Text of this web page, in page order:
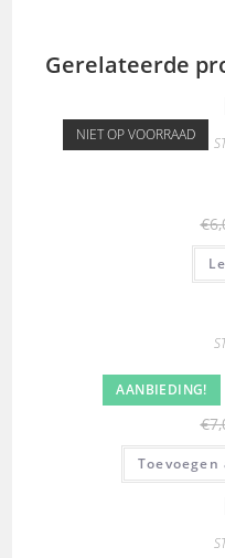
Gerelateerde
NIET OP VOORRAAD
€
AANBIEDING!
€